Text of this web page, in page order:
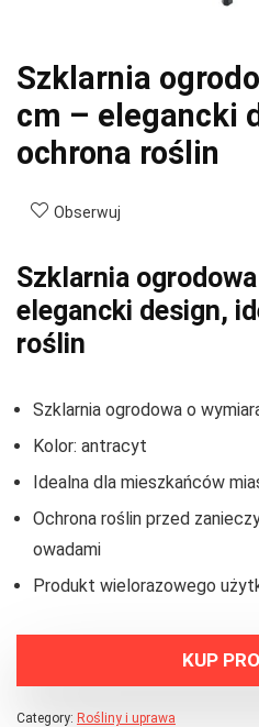
Szklarnia
cm – elegancki
ochrona roślin
Obserwuj
Szklarnia
elegancki design,
roślin
Szklarnia ogrodowa o
Kolor: antracyt
Idealna dla mieszkańców
Ochrona roślin przed
owadami
Produkt wielorazowego
KUP
Category: Rośliny i uprawa